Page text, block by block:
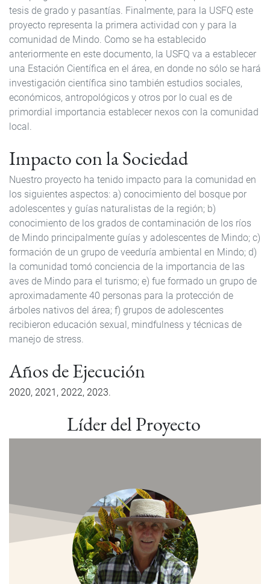
tesis de grado y pasantías. Finalmente, para la USFQ este
proyecto representa la primera actividad con y para la
comunidad de Mindo. Como se ha establecido
anteriormente en este documento, la USFQ va a establecer
una Estación Científica en el área, en donde no sólo se hará
investigación científica sino también estudios sociales,
económicos, antropológicos y otros por lo cual es de
primordial importancia establecer nexos con la comunidad
local.
Impacto con la Sociedad
Nuestro proyecto ha tenido impacto para la comunidad en
los siguientes aspectos: a) conocimiento del bosque por
adolescentes y guías naturalistas de la región; b)
conocimiento de los grados de contaminación de los ríos
de Mindo principalmente guías y adolescentes de Mindo; c)
formación de un grupo de veeduría ambiental en Mindo; d)
la comunidad tomó conciencia de la importancia de las
aves de Mindo para el turismo; e) fue formado un grupo de
aproximadamente 40 personas para la protección de
árboles nativos del área; f) grupos de adolescentes
recibieron educación sexual, mindfulness y técnicas de
manejo de stress.
Años de Ejecución
2020 2021 2022 2023
Líder del Proyecto